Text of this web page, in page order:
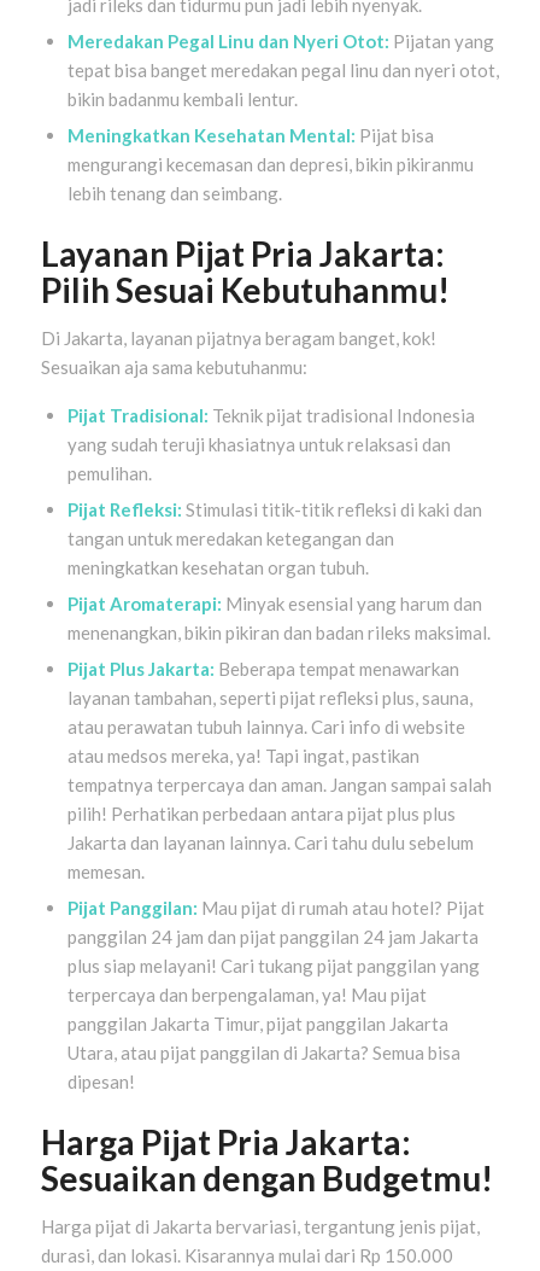
jadi rileks dan tidurmu pun jadi lebih nyenyak.
Meredakan Pegal Linu dan Nyeri Otot: Pijatan yang
tepat bisa banget meredakan pegal linu dan nyeri otot,
bikin badanmu kembali lentur.
Meningkatkan Kesehatan Mental: Pijat bisa
mengurangi kecemasan dan depresi, bikin pikiranmu
lebih tenang dan seimbang.
Layanan Pijat Pria Jakarta:
Pilih Sesuai Kebutuhanmu!
Di Jakarta, layanan pijatnya beragam banget, kok!
Sesuaikan aja sama kebutuhanmu:
Pijat Tradisional: Teknik pijat tradisional Indonesia
yang sudah teruji khasiatnya untuk relaksasi dan
pemulihan.
Pijat Refleksi: Stimulasi titik-titik refleksi di kaki dan
tangan untuk meredakan ketegangan dan
meningkatkan kesehatan organ tubuh.
Pijat Aromaterapi: Minyak esensial yang harum dan
menenangkan, bikin pikiran dan badan rileks maksimal.
Pijat Plus Jakarta: Beberapa tempat menawarkan
layanan tambahan, seperti pijat refleksi plus, sauna,
atau perawatan tubuh lainnya. Cari info di website
atau medsos mereka, ya! Tapi ingat, pastikan
tempatnya terpercaya dan aman. Jangan sampai salah
pilih! Perhatikan perbedaan antara pijat plus plus
Jakarta dan layanan lainnya. Cari tahu dulu sebelum
memesan.
Pijat Panggilan: Mau pijat di rumah atau hotel? Pijat
panggilan 24 jam dan pijat panggilan 24 jam Jakarta
plus siap melayani! Cari tukang pijat panggilan yang
terpercaya dan berpengalaman, ya! Mau pijat
panggilan Jakarta Timur, pijat panggilan Jakarta
Utara, atau pijat panggilan di Jakarta? Semua bisa
dipesan!
Harga Pijat Pria Jakarta:
Sesuaikan dengan Budgetmu!
Harga pijat di Jakarta bervariasi, tergantung jenis pijat,
durasi, dan lokasi. Kisarannya mulai dari Rp 150.000